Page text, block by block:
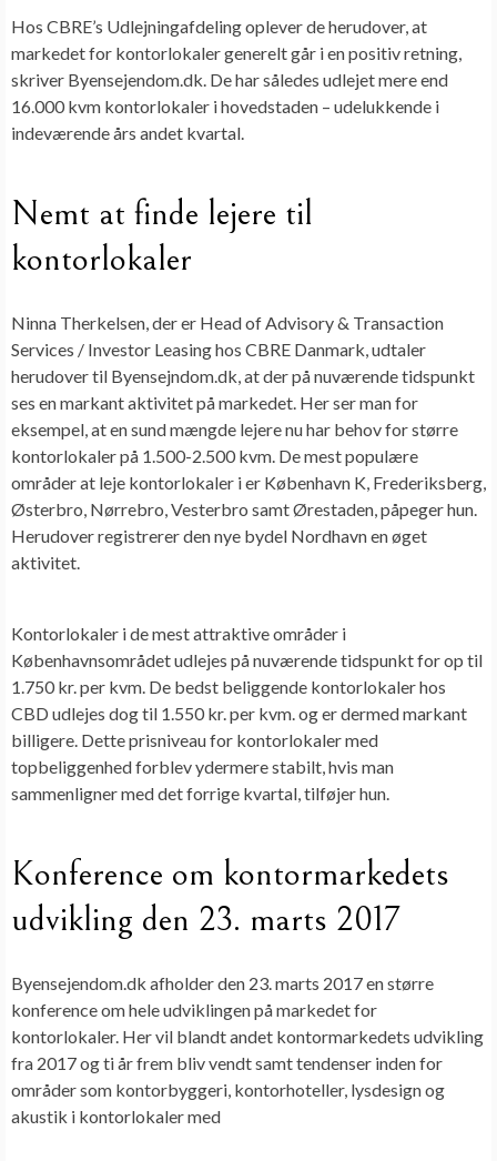
Hos CBRE’s Udlejningafdeling oplever de herudover, at
markedet for kontorlokaler generelt går i en positiv retning,
skriver Byensejendom.dk. De har således udlejet mere end
16.000 kvm kontorlokaler i hovedstaden – udelukkende i
indeværende års andet kvartal.
Nemt at finde lejere til
kontorlokaler
Ninna Therkelsen, der er Head of Advisory & Transaction
Services / Investor Leasing hos CBRE Danmark, udtaler
herudover til Byensejndom.dk, at der på nuværende tidspunkt
ses en markant aktivitet på markedet. Her ser man for
eksempel, at en sund mængde lejere nu har behov for større
kontorlokaler på 1.500-2.500 kvm. De mest populære
områder at leje kontorlokaler i er København K, Frederiksberg,
Østerbro, Nørrebro, Vesterbro samt Ørestaden, påpeger hun.
Herudover registrerer den nye bydel Nordhavn en øget
aktivitet.
Kontorlokaler i de mest attraktive områder i
Københavnsområdet udlejes på nuværende tidspunkt for op til
1.750 kr. per kvm. De bedst beliggende kontorlokaler hos
CBD udlejes dog til 1.550 kr. per kvm. og er dermed markant
billigere. Dette prisniveau for kontorlokaler med
topbeliggenhed forblev ydermere stabilt, hvis man
sammenligner med det forrige kvartal, tilføjer hun.
Konference om kontormarkedets
udvikling den 23. marts 2017
Byensejendom.dk afholder den 23. marts 2017 en større
konference om hele udviklingen på markedet for
kontorlokaler. Her vil blandt andet kontormarkedets udvikling
fra 2017 og ti år frem bliv vendt samt tendenser inden for
områder som kontorbyggeri, kontorhoteller, lysdesign og
akustik i kontorlokaler med